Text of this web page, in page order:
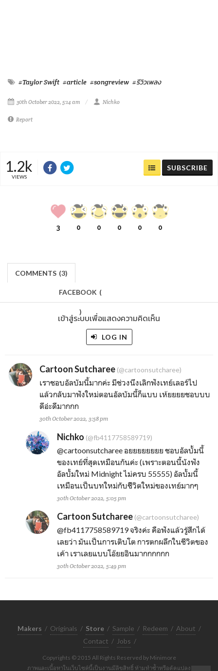
#Taylor Swift #article #songreview #รีวิวเพลง
30th October 2022, 5:14 am Nichko
Report
1.2k
VIEWS
SUBSCRIBE
3 0 0 0 0 0
COMMENTS (3)
FACEBOOK (
)
เข้าสู่ระบบเพื่อแสดงความคิดเห็น
LOG IN
Cartoon Sutcharee (@cartoonsutcharee)
เราชอบอัลบัมนี้มากค่ะ มีช่วงนึงเลิกฟังเทย์เลอร์ไป
แล้วกลับมาฟังใหม่ตอนอัลบัมนี้ก็แบบ เห้ยยยยชอบบบ
ดีอ่ะดีมากกก
30th October 2022, 3:58 pm
Nichko (@fb4117758589719)
@cartoonsutchareeอยยยยยยยย ชอบอัลบั้มนี้
ของเทย์ที่สุดเหมือนกันค่ะ (เพราะตอนนี้นังฟัง
อัลบั้มใหม่ Midnight ไม่ครบ 55555) อัลบั้มนี้
เหมือนเป็นบทใหม่กับชีิวิตใหม่ของเทย์มากๆ
30th October 2022, 5:05 pm
Cartoon Sutcharee(@cartoonsutcharee)
@fb4117758589719จริงค่ะ คือฟังแล้วรู้สึกได้
เลยว่า มันเป็นการเติบโต การตกผลึกในชีวิตของ
เค้า เราเลยแบบโอ๊ยยอินมากกกกกก
30th October 2022, 5:49 pm
Makers / Originals / Store / Sample / Redeem / About /
Contact / Jobs /
Copyrights © 2015 All Rights Reserved by Minimore
ภาพและเนื้อหาในเว็บไซต์นี้เป็นงานมีลิขสิทธิ์ ห้ามทำซ้ำหรือดัดแปลง